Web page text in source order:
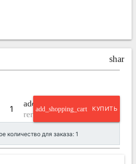
share
add_circle_outline
remove_circle_outline
add_shopping_cart КУПИТЬ
количество для заказа: 1